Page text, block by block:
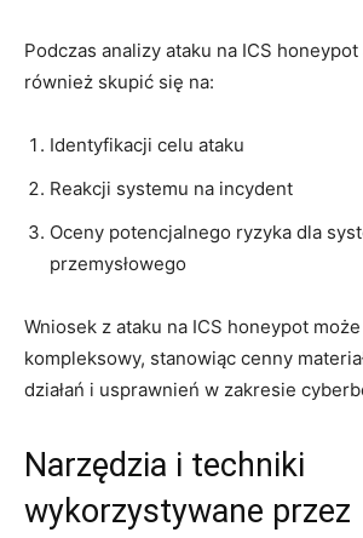
Podczas analizy ataku‌ na ICS
również skupić się na:
Identyfikacji celu ataku
Reakcji systemu ‌na incydent
Oceny potencjalnego ryzyka dla
przemysłowego
Wniosek z ataku na ICS ⁤honeypot
kompleksowy, stanowiąc cenny
działań i usprawnień ⁤w zakresie
Narzędzia i techniki
wykorzystywane przez